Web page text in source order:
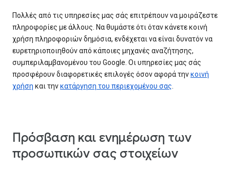
Πολλές από τις υπηρεσίες μας σάς επιτρέπουν να μοιράζεστε
πληροφορίες με άλλους. Να θυμάστε ότι όταν κάνετε κοινή
χρήση πληροφοριών δημόσια, ενδέχεται να είναι δυνατόν να
ευρετηριοποιηθούν από κάποιες μηχανές αναζήτησης,
συμπεριλαμβανομένου του Google. Οι υπηρεσίες μας σάς
προσφέρουν διαφορετικές επιλογές όσον αφορά τηνκοινή
χρήση και τηνκατάργηση του περιεχομένου σας.
Πρόσβαση και ενημέρωση των
προσωπικών σας στοιχείων